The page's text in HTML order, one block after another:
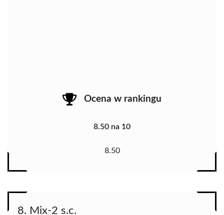
Ocena w rankingu
8.50 na 10
8.50
8. Mix-2 s.c.